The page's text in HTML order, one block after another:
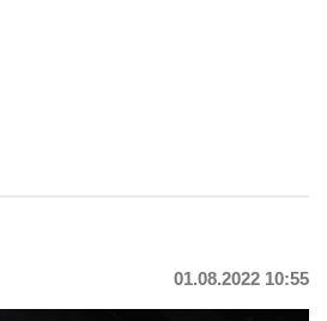
01.08.2022 10:55